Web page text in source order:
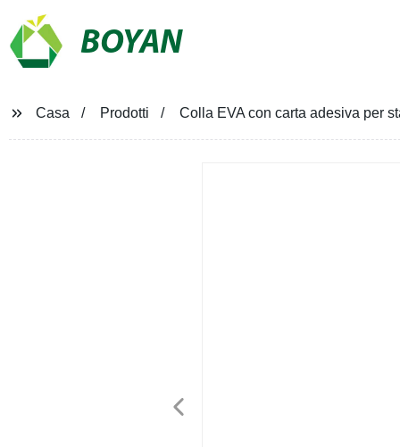
BOYAN
Casa Prodotti Colla EVA con carta adesiva per